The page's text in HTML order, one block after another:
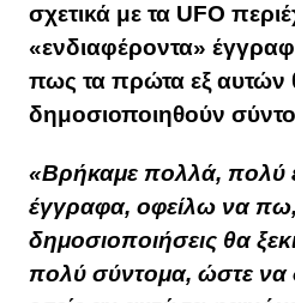
σχετικά με τα UFO
«ενδιαφέροντα»
πως τα πρώτα εξ αυτών
δημοσιοποιηθούν
«Βρήκαμε πολλά, πολύ
έγγραφα, οφείλω να πω,
δημοσιοποιήσεις θα
πολύ σύντομα, ώστε να